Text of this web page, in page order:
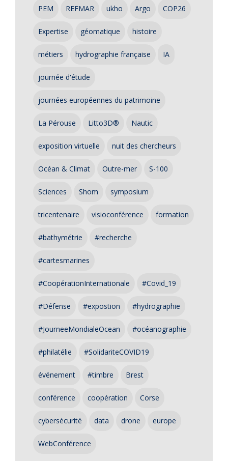
PEM REFMAR ukho Argo COP26
Expertise géomatique histoire
métiers hydrographie française IA
journée d'étude
journées européennes du patrimoine
La Pérouse Litto3D® Nautic
exposition virtuelle nuit des chercheurs
Océan & Climat Outre-mer S-100
Sciences Shom symposium
tricentenaire visioconférence formation
#bathymétrie #recherche
#cartesmarines
#CoopérationInternationale #Covid_19
#Défense #expostion #hydrographie
#JourneeMondialeOcean #océanographie
#philatélie #SolidariteCOVID19
événement #timbre Brest
conférence coopération Corse
cybersécurité data drone europe
WebConférence